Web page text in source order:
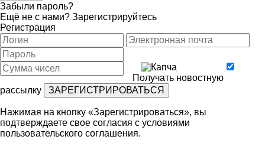
Забыли пароль?
Ещё не с нами? Зарегистрируйтесь
Регистрация
Получать новостную
рассылку
Нажимая на кнопку «Зарегистрироваться», вы
подтверждаете свое согласия с условиями
пользовательского соглашения.